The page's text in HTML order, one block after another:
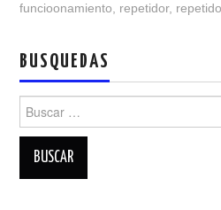
funcioonamiento, repetidor,
BUSQUEDAS
Buscar: